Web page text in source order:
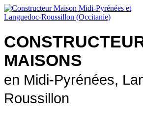
MAISONS
en Midi-Pyrénées,
Roussillon